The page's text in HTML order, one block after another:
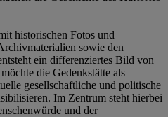
historischen Fotos und
sowie den
ein differenziertes Bild von
die Gedenkstätte als
gesellschaftliche und politische
Im Zentrum steht hierbei
und der